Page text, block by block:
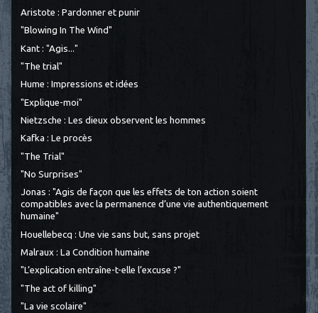
Aristote : Pardonner et punir
"Blowing In The Wind"
Kant : "Agis..."
"The trial"
Hume : Impressions et idées
"Explique-moi"
Nietzsche : Les dieux observent les hommes
Kafka : Le procès
"The Trial"
"No Surprises"
Jonas : "Agis de façon que les effets de ton action soient
compatibles avec la permanence d’une vie authentiquement
humaine"
Houellebecq : Une vie sans but, sans projet
Malraux : La Condition humaine
"L’explication entraîne-t-elle l’excuse ?"
"The act of killing"
"La vie scolaire"